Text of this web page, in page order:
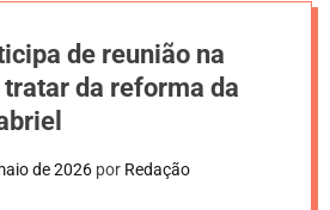
s
r
de reunião na
tratar da reforma da
de 2026 por Redação